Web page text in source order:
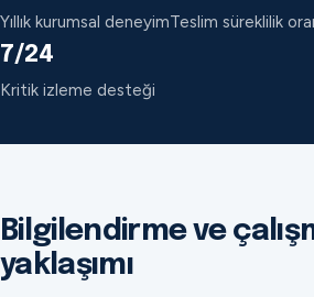
Yıllık kurumsal deneyimTeslim süreklilik
7/24
Kritik izleme desteği
Bilgilendirme ve
yaklaşımı